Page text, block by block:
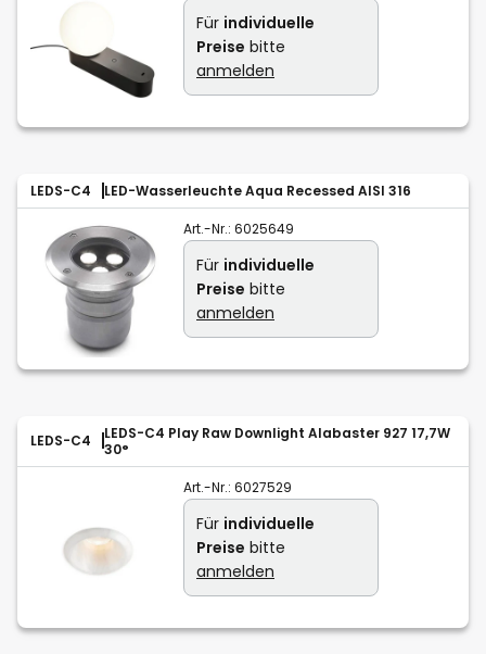
Für individuelle
Preise bitte
anmelden
LEDS-C4 LED-Wasserleuchte Aqua Recessed AISI 316
Art.-Nr.: 6025649
Für individuelle
Preise bitte
anmelden
LEDS-C4
LEDS-C4 Play Raw Downlight Alabaster 927 17,7W
30°
Art.-Nr.: 6027529
Für individuelle
Preise bitte
anmelden